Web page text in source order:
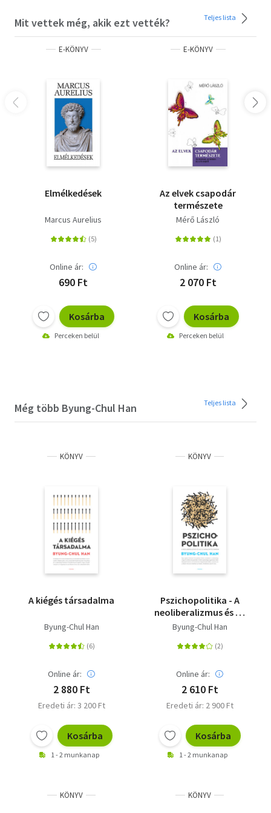
Mit vettek még, akik ezt vették? Teljes lista
E-KÖNYV
Elmélkedések
Marcus Aurelius
Online ár:
690 Ft
Kosárba
Perceken belül
E-KÖNYV
Az elvek csapodár
természete
Mérő László
Online ár:
2 070 Ft
Kosárba
Perceken belül
Még több Byung-Chul Han Teljes lista
KÖNYV
A kiégés társadalma
Byung-Chul Han
Online ár:
2 880 Ft
Eredeti ár: 3 200 Ft
Kosárba
1 - 2 munkanap
KÖNYV
Pszichopolitika - A
neoliberalizmus és az
új hatalomtechnikák
Byung-Chul Han
Online ár:
2 610 Ft
Eredeti ár: 2 900 Ft
Kosárba
1 - 2 munkanap
KÖNYV KÖNYV